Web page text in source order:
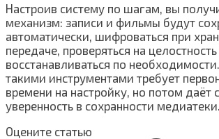
Настроив систему по шагам, вы
механизм: записи и фильмы будут
автоматически, шифроваться при
передаче, проверяться на
восстанавливаться по
такими инструментами требует
времени на настройку, но потом даёт
уверенность в сохранности медиатеки.
Оцените статью